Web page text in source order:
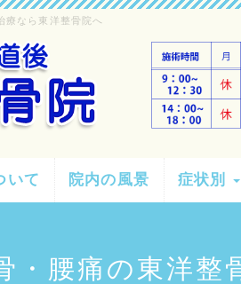
療なら東洋整骨院へ
いて 院内の風景 症状別
・腰痛の東洋整